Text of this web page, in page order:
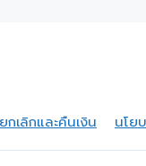
กเลิกและคืนเงิน นโย